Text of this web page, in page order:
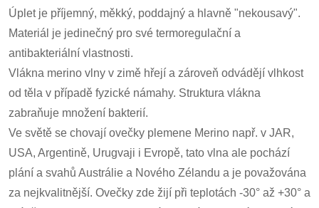
Úplet je příjemný, měkký, poddajný a hlavně "nekousavý".
Materiál je jedinečný pro své termoregulační a
antibakteriální vlastnosti.
Vlákna merino vlny v zimě hřejí a zároveň odvádějí vlhkost
od těla v případě fyzické námahy. Struktura vlákna
zabraňuje množení bakterií.
Ve světě se chovají ovečky plemene Merino např. v JAR,
USA, Argentině, Urugvaji i Evropě, tato vlna ale pochází
plání a svahů Austrálie a Nového Zélandu a je považována
za nejkvalitnější. Ovečky zde žijí při teplotách -30° až +30° a